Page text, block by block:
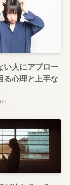
い人にアプロー
る心理と上手な